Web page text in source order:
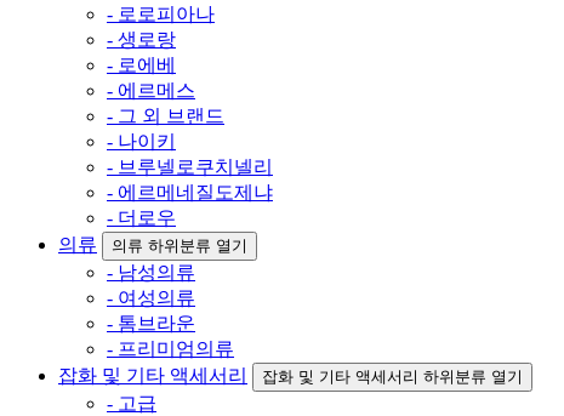
- 로로피아나
- 생로랑
- 로에베
- 에르메스
- 그 외 브랜드
- 나이키
- 브루넬로쿠치넬리
- 에르메네질도제냐
- 더로우
의류
의류 하위분류 열기
- 남성의류
- 여성의류
- 톰브라운
- 프리미엄의류
잡화 및 기타 액세서리
잡화 및 기타 액세서리 하위분류 열기
- 고급